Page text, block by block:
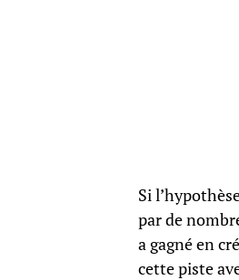
Si
par de
a gagné en
cette piste